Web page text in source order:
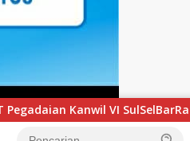
Maluku Luncurkan Program